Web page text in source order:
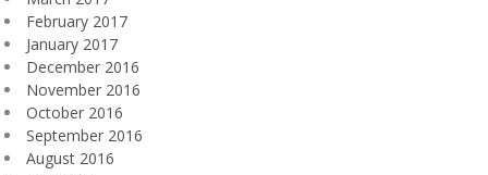
February 2017
January 2017
December 2016
November 2016
October 2016
September 2016
August 2016